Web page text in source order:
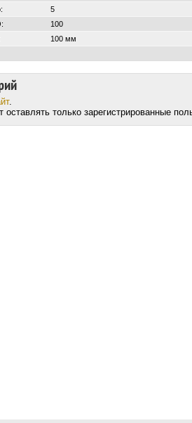
5
100
100 мм
.
оставлять только зарегистрированные